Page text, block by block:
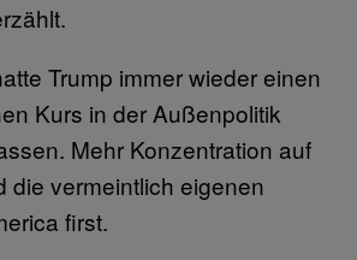
Trump immer wieder einen
Kurs in der Außenpolitik
Mehr Konzentration auf
die vermeintlich eigenen
first.